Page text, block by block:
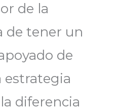
de la
de tener un
de
estrategia
diferencia